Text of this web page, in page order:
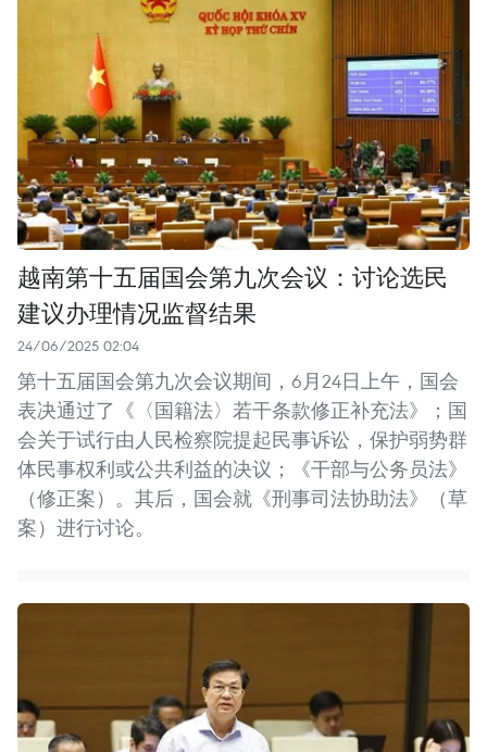
越南第十五届国会第九次会议：讨论选民
建议办理情况监督结果
24/06/2025 02:04
第十五届国会第九次会议期间，6月24日上午，国会
表决通过了《〈国籍法〉若干条款修正补充法》；国
会关于试行由人民检察院提起民事诉讼，保护弱势群
体民事权利或公共利益的决议；《干部与公务员法》
（修正案）。其后，国会就《刑事司法协助法》（草
案）进行讨论。